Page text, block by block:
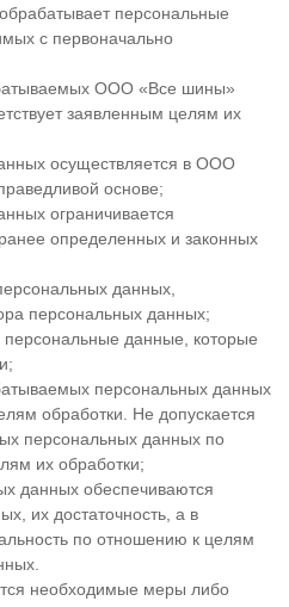
персональные
с первоначально
ООО «Все шины»
заявленным целям их
осуществляется в ООО
основе;
ограничивается
определенных и законных
данных,
персональных данных;
персональные данные, которые
персональных данных
обработки. Не допускается
персональных данных по
их обработки;
данных обеспечиваются
их достаточность, а в
по отношению к целям
необходимые меры либо